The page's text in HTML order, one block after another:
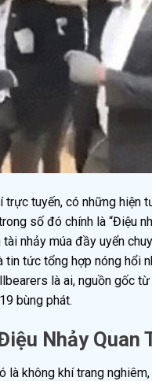
tuyến, có những hiện
số đó chính là “Điệu
nhảy múa đầy uyển
tức tổng hợp nóng hổi
là ai, nguồn gốc
bùng phát.
Nhảy Quan
không khí trang